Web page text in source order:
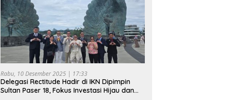
Rabu, 10 Desember 2025 | 17:33
Delegasi Rectitude Hadir di IKN Dipimpin
Sultan Paser 18, Fokus Investasi Hijau dan